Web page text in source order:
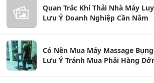
Quan Trắc Khí Thải Nhà Máy
Lưu Ý Doanh Nghiệp Cần Nắm
Có Nên Mua Máy Massage
Lưu Ý Tránh Mua Phải Hàng